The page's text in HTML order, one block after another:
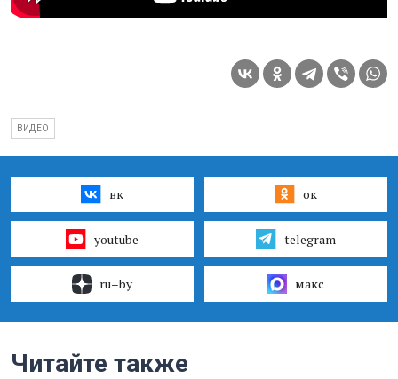
ВИДЕО
вк ок
youtube telegram
ru–by макс
Читайте также